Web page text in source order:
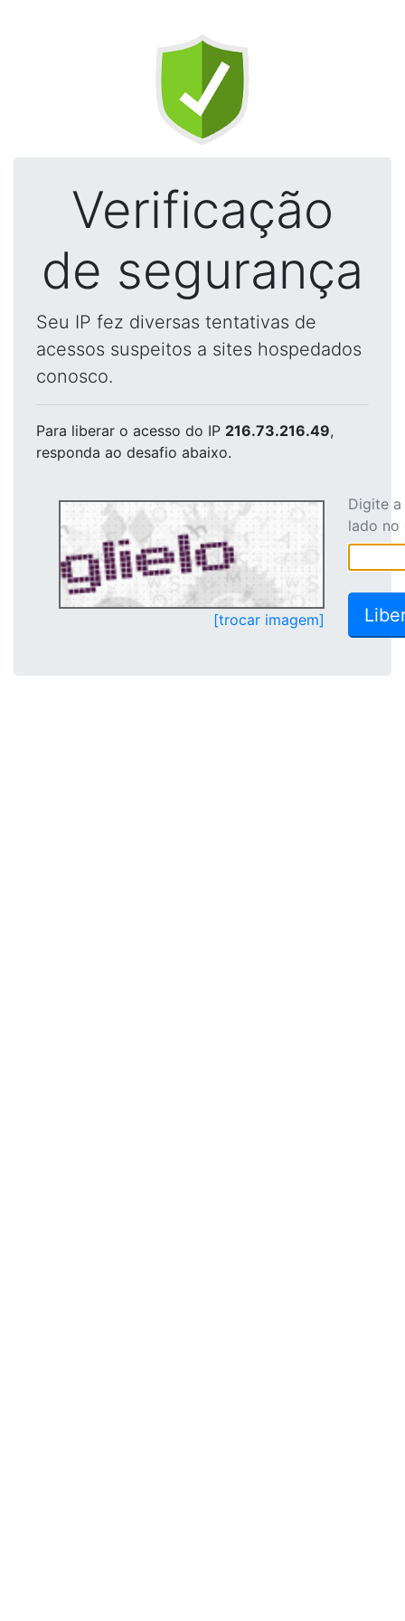
Verificação
de segurança
Seu IP fez diversas tentativas de
acessos suspeitos a sites hospedados
conosco.
Para liberar o acesso do IP 216.73.216.49,
responda ao desafio abaixo.
[trocar imagem]
Digite
lado no